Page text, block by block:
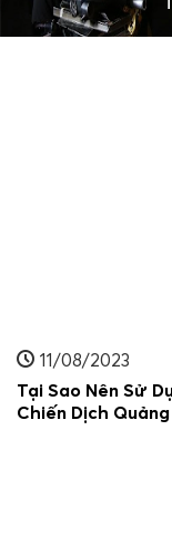
11/08/2023
Tại Sao Nên Sử
Chiến Dịch